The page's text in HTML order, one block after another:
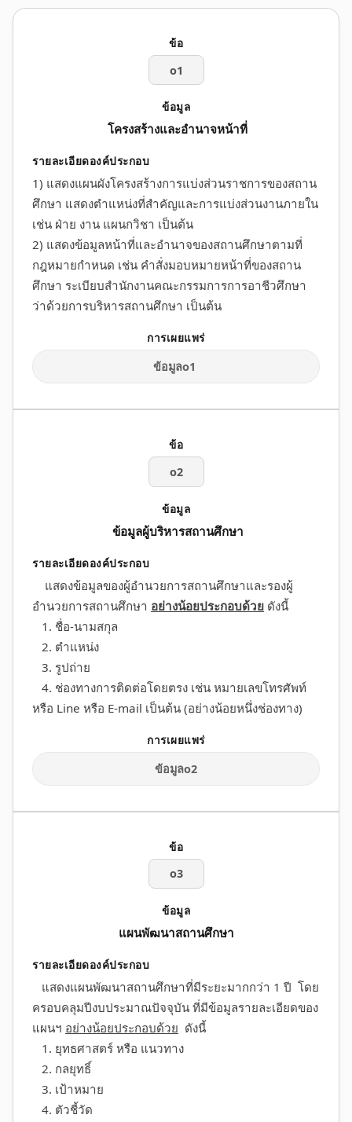
o1
โครงสร้างและอำนาจหน้าที่
1) แสดงแผนผังโครงสร้างการแบ่งส่วนราชการของสถาน
ศึกษา แสดงตำแหน่งที่สำคัญและการแบ่งส่วนงานภายใน
เช่น ฝ่าย งาน แผนกวิชา เป็นต้น
2) แสดงข้อมูลหน้าที่และอำนาจของสถานศึกษาตามที่
กฎหมายกำหนด เช่น คำสั่งมอบหมายหน้าที่ของสถาน
ศึกษา ระเบียบสำนักงานคณะกรรมการการอาชีวศึกษา
ว่าด้วยการบริหารสถานศึกษา เป็นต้น
ข้อมูลo1
o2
ข้อมูลผู้บริหารสถานศึกษา
แสดงข้อมูลของผู้อำนวยการสถานศึกษาและรองผู้
อำนวยการสถานศึกษา อย่างน้อยประกอบด้วย ดังนี้
1. ชื่อ-นามสกุล
2. ตำแหน่ง
3. รูปถ่าย
4. ช่องทางการติดต่อโดยตรง เช่น หมายเลขโทรศัพท์
หรือ Line หรือ E-mail เป็นต้น (อย่างน้อยหนึ่งช่องทาง)
ข้อมูลo2
o3
แผนพัฒนาสถานศึกษา
แสดงแผนพัฒนาสถานศึกษาที่มีระยะมากกว่า 1 ปี โดย
ครอบคลุมปีงบประมาณปัจจุบัน ที่มีข้อมูลรายละเอียดของ
แผนฯ อย่างน้อยประกอบด้วย ดังนี้
1. ยุทธศาสตร์ หรือ แนวทาง
2. กลยุทธิ์
3. เป้าหมาย
4. ตัวชี้วัด